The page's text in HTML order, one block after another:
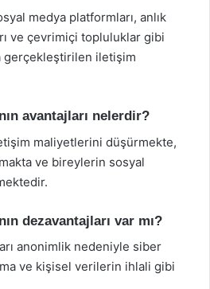
medya platformları, anlık
ve çevrimiçi topluluklar gibi
gerçekleştirilen iletişim
avantajları nelerdir?
maliyetlerini düşürmekte,
ve bireylerin sosyal
dezavantajları var mı?
anonimlik nedeniyle siber
ve kişisel verilerin ihlali gibi